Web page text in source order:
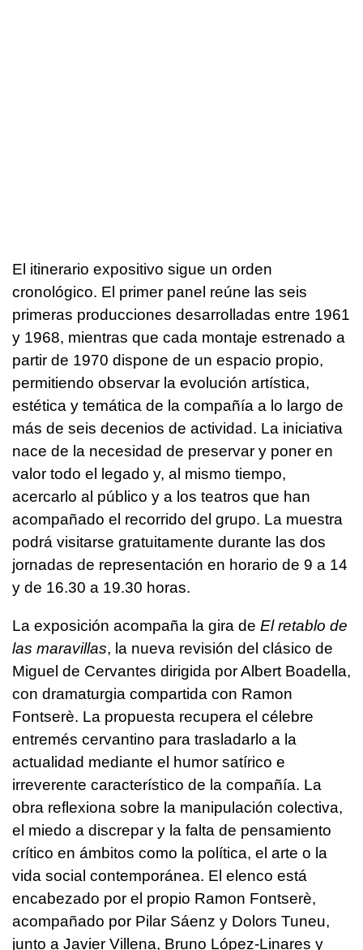
El itinerario expositivo sigue un orden
cronológico. El primer panel reúne las seis
primeras producciones desarrolladas entre 1961
y 1968, mientras que cada montaje estrenado a
partir de 1970 dispone de un espacio propio,
permitiendo observar la evolución artística,
estética y temática de la compañía a lo largo de
más de seis decenios de actividad. La iniciativa
nace de la necesidad de preservar y poner en
valor todo el legado y, al mismo tiempo,
acercarlo al público y a los teatros que han
acompañado el recorrido del grupo. La muestra
podrá visitarse gratuitamente durante las dos
jornadas de representación en horario de 9 a 14
y de 16.30 a 19.30 horas.
La exposición acompaña la gira de El retablo de
las maravillas, la nueva revisión del clásico de
Miguel de Cervantes dirigida por Albert Boadella,
con dramaturgia compartida con Ramon
Fontserè. La propuesta recupera el célebre
entremés cervantino para trasladarlo a la
actualidad mediante el humor satírico e
irreverente característico de la compañía. La
obra reflexiona sobre la manipulación colectiva,
el miedo a discrepar y la falta de pensamiento
crítico en ámbitos como la política, el arte o la
vida social contemporánea. El elenco está
encabezado por el propio Ramon Fontserè,
acompañado por Pilar Sáenz y Dolors Tuneu,
junto a Javier Villena, Bruno López-Linares y